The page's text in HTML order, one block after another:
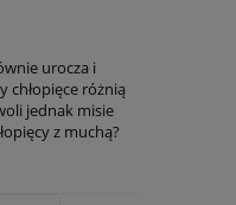
urocza i
chłopięce różnią
jednak misie
z muchą?